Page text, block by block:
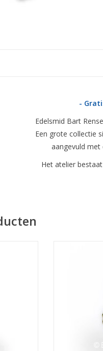
-
Edelsmid Bart
Een grote collectie
aangevuld met
Het atelier